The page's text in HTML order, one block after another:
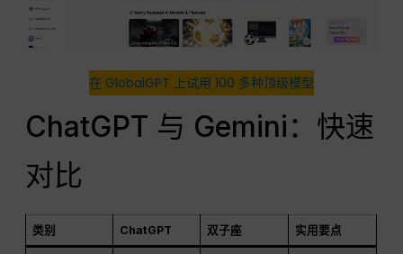
在 GlobalGPT 上试用 100 多种顶级模型
ChatGPT 与 Gemini：快速
对比
类别 ChatGPT 双子座 实用要点